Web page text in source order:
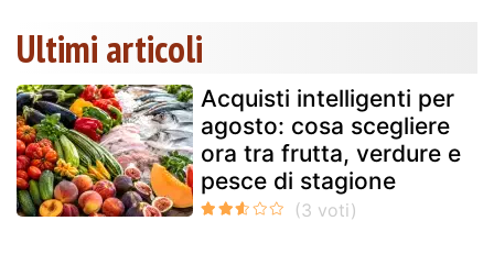
Ultimi articoli
Acquisti intelligenti per
agosto: cosa scegliere
ora tra frutta, verdure e
pesce di stagione